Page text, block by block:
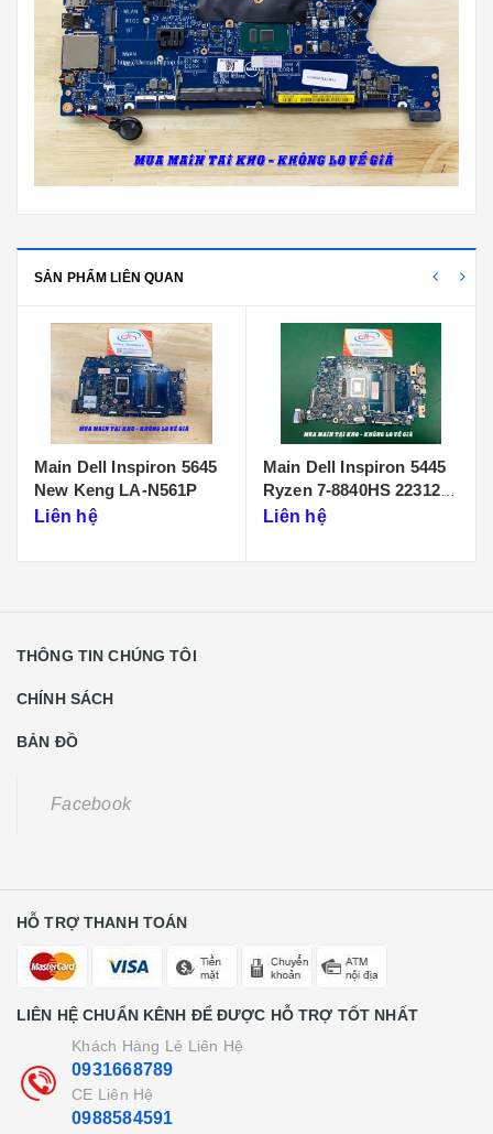
SẢN PHẨM LIÊN QUAN
Main Dell Inspiron 5445
Ryzen 7-8840HS 223125-
1Liên hệ
Main Dell Inspiron 5440
Core 7 NEW 233064-1
Liên hệ
THÔNG TIN CHÚNG TÔI
CHÍNH SÁCH
BẢN ĐỒ
Facebook
HỖ TRỢ THANH TOÁN
LIÊN HỆ CHUẨN KÊNH ĐỂ ĐƯỢC HỖ TRỢ TỐT NHẤT
Khách Hàng Lẻ Liên Hệ
0931668789
CE Liên Hệ
0988584591